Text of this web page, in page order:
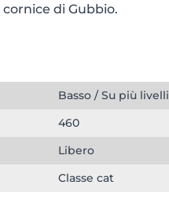
di Gubbio.
Basso / Su più livelli
460
Libero
Classe cat